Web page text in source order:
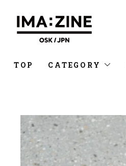
TOP CATEGORY